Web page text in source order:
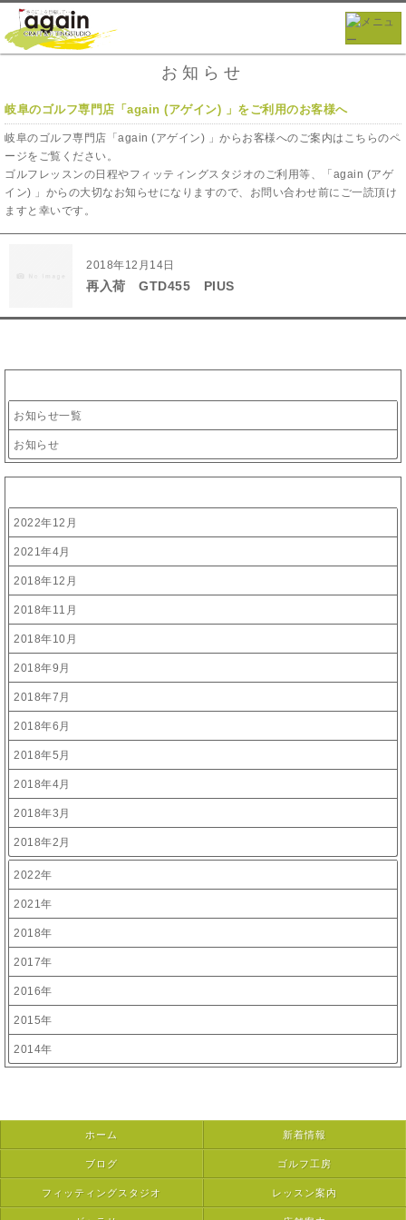
お知らせ
岐阜のゴルフ専門店「again (アゲイン) 」をご利用のお客様へ
岐阜のゴルフ専門店「again (アゲイン) 」からお客様へのご案内はこちらのペ
ージをご覧ください。
ゴルフレッスンの日程やフィッティングスタジオのご利用等、「again (アゲ
イン) 」からの大切なお知らせになりますので、お問い合わせ前にご一読頂け
ますと幸いです。
2018年12月14日
再入荷 GTD455 PIUS
お知らせ一覧
お知らせ
2022年12月
2021年4月
2018年12月
2018年11月
2018年10月
2018年9月
2018年7月
2018年6月
2018年5月
2018年4月
2018年3月
2018年2月
2022年
2021年
2018年
2017年
2016年
2015年
2014年
ホーム 新着情報
ブログ ゴルフ工房
フィッティングスタジオ レッスン案内